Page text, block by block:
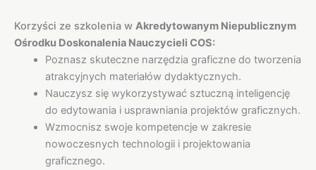
Korzyści ze szkolenia w Akredytowanym Niepublicznym
Ośrodku Doskonalenia Nauczycieli COS:
Poznasz skuteczne narzędzia graficzne do tworzenia
atrakcyjnych materiałów dydaktycznych.
Nauczysz się wykorzystywać sztuczną inteligencję
do edytowania i usprawniania projektów graficznych.
Wzmocnisz swoje kompetencje w zakresie
nowoczesnych technologii i projektowania
graficznego.